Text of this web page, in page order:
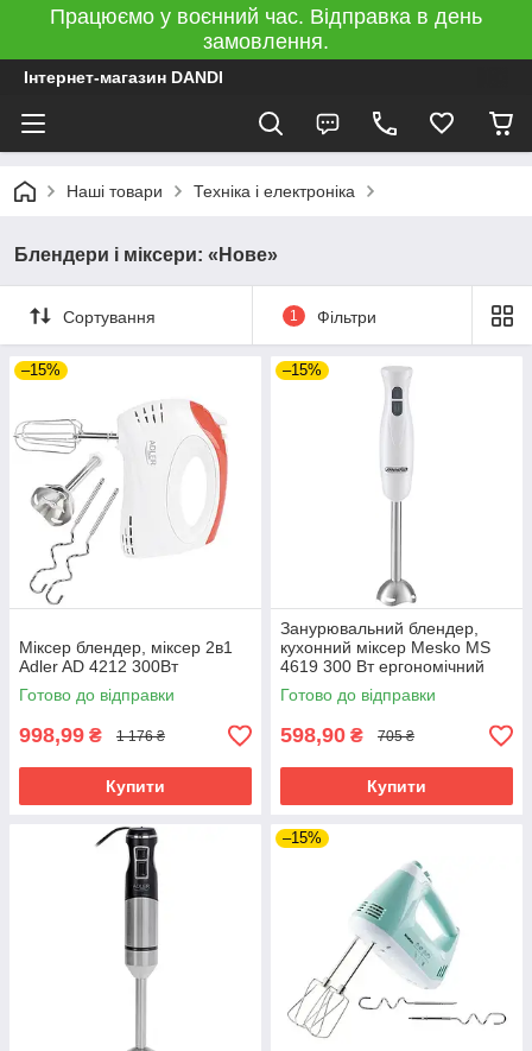
Працюємо у воєнний час. Відправка в день
замовлення.
Інтернет-магазин DANDI
Наші товари Техніка і електроніка
Блендери і міксери: «Нове»
Сортування 1 Фільтри
–15%
Міксер блендер, міксер 2в1
Adler AD 4212 300Вт
Готово до відправки
998,99 ₴ 1 176 ₴
Купити
–15%
Занурювальний блендер,
кухонний міксер Mesko MS
4619 300 Вт ергономічний
Готово до відправки
598,90 ₴ 705 ₴
Купити
–15%